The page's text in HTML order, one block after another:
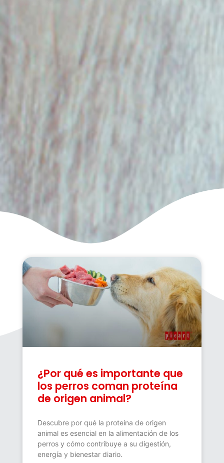
¿Por qué es importante que
los perros coman proteína
de origen animal?
Descubre por qué la proteína de origen
animal es esencial en la alimentación de los
perros y cómo contribuye a su digestión,
energía y bienestar diario.